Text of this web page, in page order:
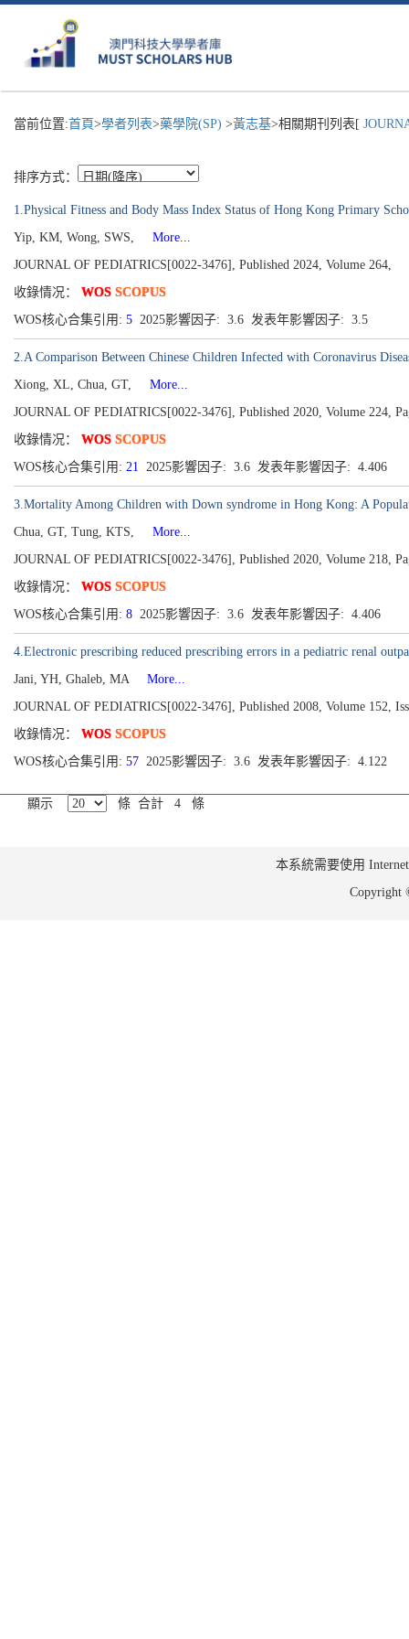
當前位置:首頁>學者列表>藥學院(SP) >黃志基>相關期刊列表[
排序方式：
1.Physical Fitness and Body Mass Index Status of Hong Kong Primary
Yip, KM, Wong, SWS,
More...
JOURNAL OF PEDIATRICS[0022-3476], Published 2024, Volume 264,
收錄情况： WOS SCOPUS
WOS核心合集引用: 5 2025影響因子: 3.6 发表年影響因子: 3.5
2.A Comparison Between Chinese Children Infected with Coronavirus
Xiong, XL, Chua, GT,
More...
JOURNAL OF PEDIATRICS[0022-3476], Published 2020, Volume 224,
收錄情况： WOS SCOPUS
WOS核心合集引用: 21 2025影響因子: 3.6 发表年影響因子: 4.406
3.Mortality Among Children with Down syndrome in Hong Kong: A
Chua, GT, Tung, KTS,
More...
JOURNAL OF PEDIATRICS[0022-3476], Published 2020, Volume 218,
收錄情况： WOS SCOPUS
WOS核心合集引用: 8 2025影響因子: 3.6 发表年影響因子: 4.406
4.Electronic prescribing reduced prescribing errors in a pediatric renal
Jani, YH, Ghaleb, MA
More...
JOURNAL OF PEDIATRICS[0022-3476], Published 2008, Volume 152,
收錄情况： WOS SCOPUS
WOS核心合集引用: 57 2025影響因子: 3.6 发表年影響因子: 4.122
顯示 條 合計 4 條
本系統需要使用
Copyright